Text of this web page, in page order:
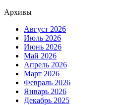
Архивы
Август 2026
Июль 2026
Июнь 2026
Май 2026
Апрель 2026
Март 2026
Февраль 2026
Январь 2026
Декабрь 2025